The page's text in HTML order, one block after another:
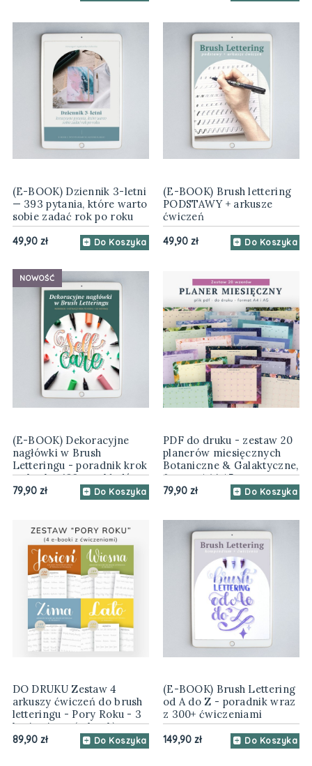
(E-BOOK) Dziennik 3-letni
— 393 pytania, które warto
sobie zadać rok po roku
49,90 zł Do Koszyka
(E-BOOK) Brush lettering
PODSTAWY + arkusze
ćwiczeń
49,90 zł Do Koszyka
(E-BOOK) Dekoracyjne
nagłówki w Brush
Letteringu - poradnik krok
po kroku, 160 przykładów
79,90 zł Do Koszyka
NOWOŚĆ
PDF do druku - zestaw 20
planerów miesięcznych
Botaniczne & Galaktyczne,
format A4 i A5
79,90 zł Do Koszyka
DO DRUKU Zestaw 4
arkuszy ćwiczeń do brush
letteringu - Pory Roku - 3
kroje pisma (e-book)
89,90 zł Do Koszyka
(E-BOOK) Brush Lettering
od A do Z - poradnik wraz
z 300+ ćwiczeniami
149,90 zł Do Koszyka